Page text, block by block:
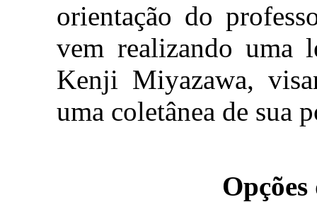
orientação do
vem realizando uma
Kenji Miyazawa,
uma coletânea de sua